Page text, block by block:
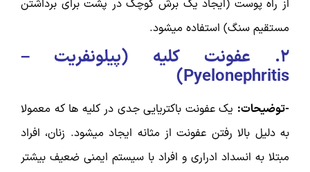
از راه پوست (ایجاد یک برش کوچک در پشت برای برداشتن
مستقیم سنگ) استفاده میشود.
۲. عفونت کلیه (پیلونفریت –
Pyelonephritis
)
-توضیحات: یک عفونت باکتریایی جدی در کلیه ها که معمولا
به دلیل بالا رفتن عفونت از مثانه ایجاد میشود. زنان، افراد
مبتلا به انسداد ادراری و افراد با سیستم ایمنی ضعیف بیشتر